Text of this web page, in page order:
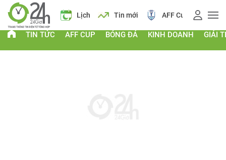
Giá vàng Lịch Tin mới AFF Cup Giá
TIN TỨC AFF CUP BÓNG ĐÁ KINH DOANH GIẢI